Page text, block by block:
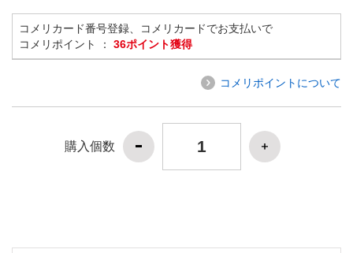
コメリカード番号登録、コメリカードでお支払いで
コメリポイント ： 36ポイント獲得
コメリポイントについて
購入個数